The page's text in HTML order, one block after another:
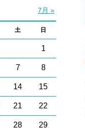
土 日
1
7 8
14 15
21 22
28 29
7月 »